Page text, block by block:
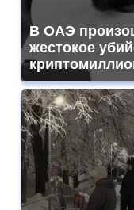
В ОАЭ
жестокое